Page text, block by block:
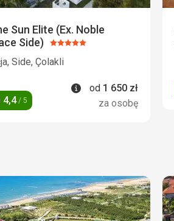
Sun Elite (Ex. Noble
Side) Ocena:
5/5
Side, Çolakli
4,4/ 5
Informacje
od 1 650 zł
za osobę